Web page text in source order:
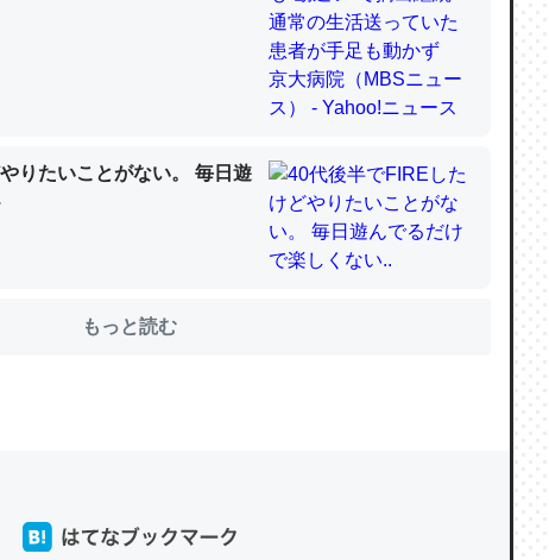
４年。でたまに覗いてる。ぼちぼちRingも置こうかと画策
。
方の父67歳と僕。ITツール導入でコミュニケーションが劇的に変化し
りたいことがない。 毎日遊
もっと読む